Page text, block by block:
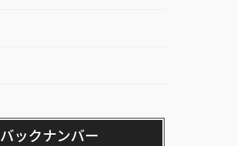
バックナンバー